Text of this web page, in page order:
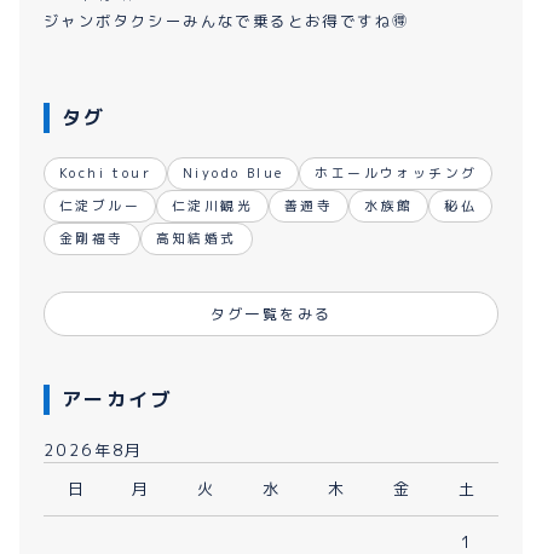
ジャンボタクシーみんなで乗るとお得ですね🉐
タグ
Kochi tour Niyodo Blue
ホエールウォッチング
仁淀ブルー
仁淀川観光 善通寺 水族館
秘仏
金剛福寺
高知結婚式
タグ一覧をみる
アーカイブ
2026年8月
日
月 火 水 木 金 土
1